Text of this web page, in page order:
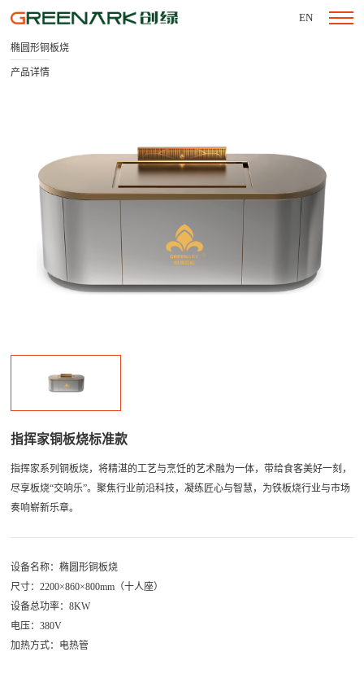
EN
椭圆形铜板烧
产品详情
指挥家铜板烧标准款
指挥家系列铜板烧，将精湛的工艺与烹饪的艺术融为一体，带给食客美好一刻，
尽享板烧“交响乐”。聚焦行业前沿科技，凝练匠心与智慧，为铁板烧行业与市场
奏响崭新乐章。
设备名称：椭圆形铜板烧
尺寸：2200×860×800mm（十人座）
设备总功率：8KW
电压：380V
加热方式：电热管